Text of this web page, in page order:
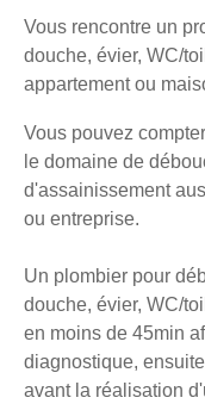
Vous rencontre un
douche, évier, WC/
appartement ou
Vous pouvez
le domaine de
d'assainissement
ou entreprise.
Un plombier pour
douche, évier, WC/
en moins de 45min
diagnostique,
avant la réalisation